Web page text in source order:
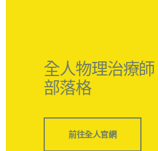
全人物理治療師
部落格
前往全人官網